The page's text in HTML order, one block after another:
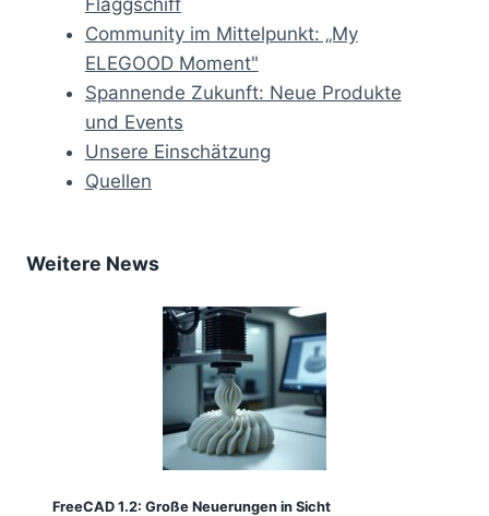
Community im Mittelpunkt: „My
ELEGOOD Moment"
Spannende Zukunft: Neue Produkte
und Events
Unsere Einschätzung
Quellen
Weitere News
FreeCAD 1.2: Große Neuerungen in Sicht